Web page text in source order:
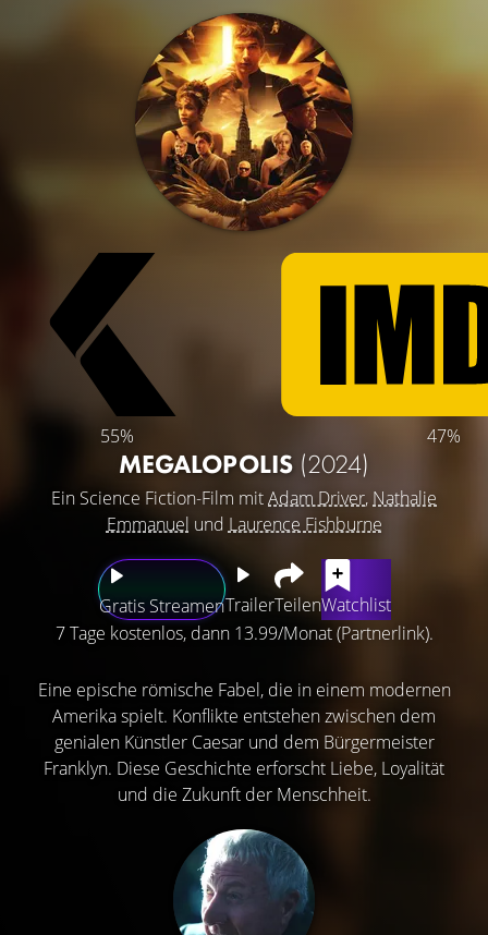
55% 47%
MEGALOPOLIS (2024)
Ein Science Fiction-Film mitAdam Driver, Nathalie
Emmanuel und Laurence Fishburne
Gratis StreamenTrailerTeilenWatchlist
7 Tage kostenlos, dann 13.99/Monat (Partnerlink).
Eine epische römische Fabel, die in einem modernen
Amerika spielt. Konflikte entstehen zwischen dem
genialen Künstler Caesar und dem Bürgermeister
Franklyn. Diese Geschichte erforscht Liebe, Loyalität
und die Zukunft der Menschheit.